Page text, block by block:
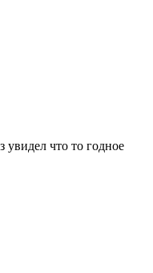
увидел что то годное